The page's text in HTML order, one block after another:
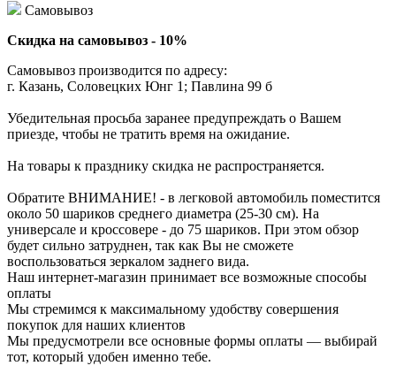
Самовывоз
Скидка на самовывоз - 10%
Самовывоз производится по адресу:
г. Казань, Соловецких Юнг 1; Павлина 99 б
Убедительная просьба заранее предупреждать о Вашем
приезде, чтобы не тратить время на ожидание.
На товары к празднику скидка не распространяется.
Обратите ВНИМАНИЕ! - в легковой автомобиль поместится
около 50 шариков среднего диаметра (25-30 см). На
универсале и кроссовере - до 75 шариков. При этом обзор
будет сильно затруднен, так как Вы не сможете
воспользоваться зеркалом заднего вида.
Наш интернет-магазин принимает все возможные способы
оплаты
Мы стремимся к максимальному удобству совершения
покупок для наших клиентов
Мы предусмотрели все основные формы оплаты — выбирай
тот, который удобен именно тебе.